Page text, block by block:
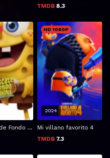
TMDB8.3
Al rescate de Fondo de Bikini: La película de Arenita Mejillas
Mi villano favorito 4
TMDB7.3
HD 1080P
2024